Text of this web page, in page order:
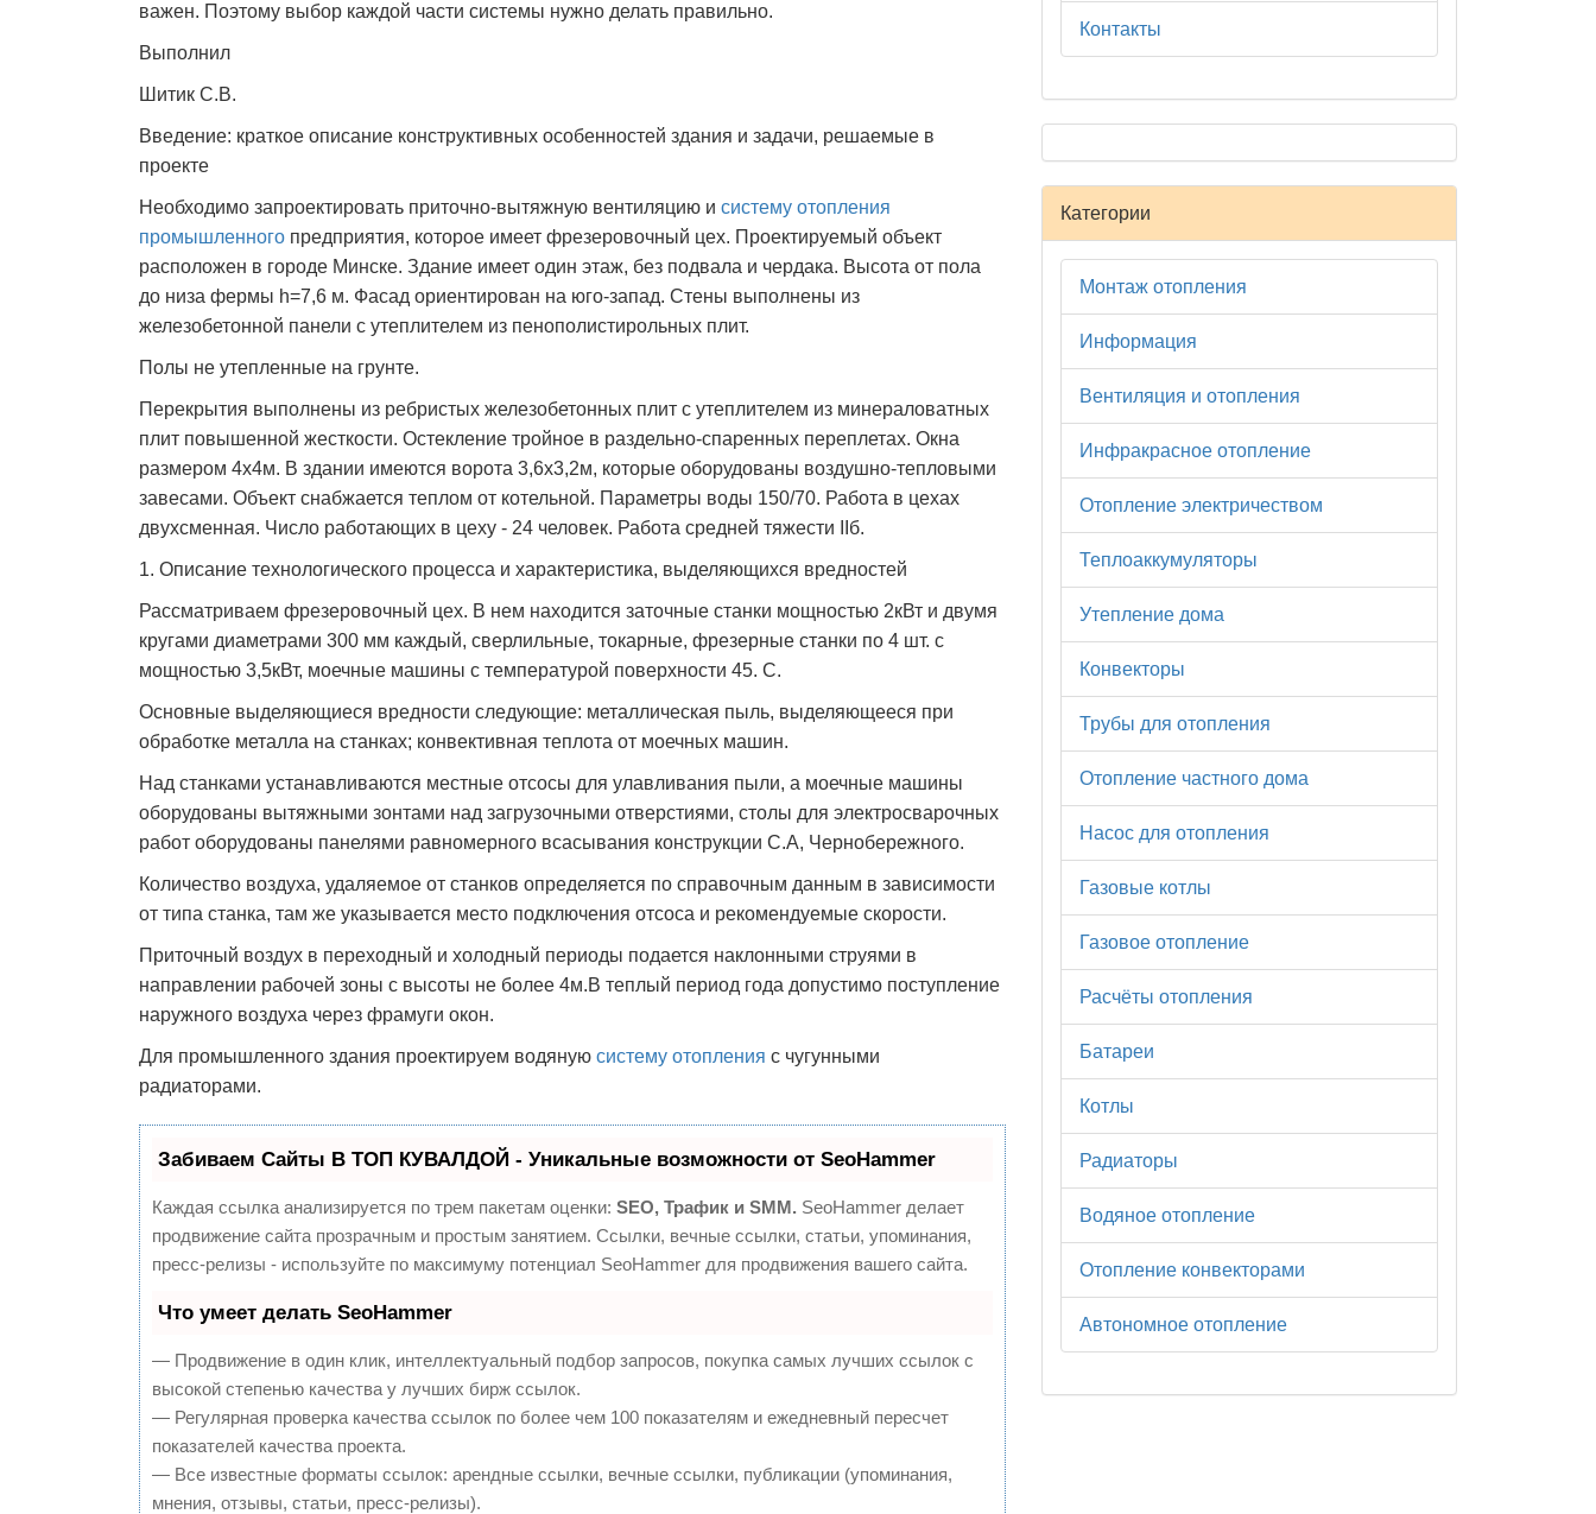
важен. Поэтому выбор каждой части системы нужно делать правильно.
Выполнил
Шитик С.В.
Введение: краткое описание конструктивных особенностей здания и задачи, решаемые в
проекте
Необходимо запроектировать приточно-вытяжную вентиляцию и систему отопления
промышленного предприятия, которое имеет фрезеровочный цех. Проектируемый объект
расположен в городе Минске. Здание имеет один этаж, без подвала и чердака. Высота от пола
до низа фермы h=7,6 м. Фасад ориентирован на юго-запад. Стены выполнены из
железобетонной панели с утеплителем из пенополистирольных плит.
Полы не утепленные на грунте.
Перекрытия выполнены из ребристых железобетонных плит с утеплителем из минераловатных
плит повышенной жесткости. Остекление тройное в раздельно-спаренных переплетах. Окна
размером 4x4м. В здании имеются ворота 3,6x3,2м, которые оборудованы воздушно-тепловыми
завесами. Объект снабжается теплом от котельной. Параметры воды 150/70. Работа в цехах
двухсменная. Число работающих в цеху - 24 человек. Работа средней тяжести IIб.
1. Описание технологического процесса и характеристика, выделяющихся вредностей
Рассматриваем фрезеровочный цех. В нем находится заточные станки мощностью 2кВт и двумя
кругами диаметрами 300 мм каждый, сверлильные, токарные, фрезерные станки по 4 шт. с
мощностью 3,5кВт, моечные машины с температурой поверхности 45. С.
Основные выделяющиеся вредности следующие: металлическая пыль, выделяющееся при
обработке металла на станках; конвективная теплота от моечных машин.
Над станками устанавливаются местные отсосы для улавливания пыли, а моечные машины
оборудованы вытяжными зонтами над загрузочными отверстиями, столы для электросварочных
работ оборудованы панелями равномерного всасывания конструкции С.А, Чернобережного.
Количество воздуха, удаляемое от станков определяется по справочным данным в зависимости
от типа станка, там же указывается место подключения отсоса и рекомендуемые скорости.
Приточный воздух в переходный и холодный периоды подается наклонными струями в
направлении рабочей зоны с высоты не более 4м.В теплый период года допустимо поступление
наружного воздуха через фрамуги окон.
Для промышленного здания проектируем водяную систему отопления с чугунными
радиаторами.
Забиваем Сайты В ТОП КУВАЛДОЙ - Уникальные возможности от SeoHammer
Каждая ссылка анализируется по трем пакетам оценки: SEO, Трафик и SMM. SeoHammer делает
продвижение сайта прозрачным и простым занятием. Ссылки, вечные ссылки, статьи, упоминания,
пресс-релизы - используйте по максимуму потенциал SeoHammer для продвижения вашего сайта.
Что умеет делать SeoHammer
— Продвижение в один клик, интеллектуальный подбор запросов, покупка самых лучших ссылок с
высокой степенью качества у лучших бирж ссылок.
— Регулярная проверка качества ссылок по более чем 100 показателям и ежедневный пересчет
показателей качества проекта.
— Все известные форматы ссылок: арендные ссылки, вечные ссылки, публикации (упоминания,
мнения, отзывы, статьи, пресс-релизы).
Контакты
Категории
Монтаж отопления
Информация
Вентиляция и отопления
Инфракрасное отопление
Отопление электричеством
Теплоаккумуляторы
Утепление дома
Конвекторы
Трубы для отопления
Отопление частного дома
Насос для отопления
Газовые котлы
Газовое отопление
Расчёты отопления
Батареи
Котлы
Радиаторы
Водяное отопление
Отопление конвекторами
Автономное отопление